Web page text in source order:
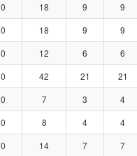
0 18 9 9
0 18 9 9
0 12 6 6
0 42 21 21
0 7 3 4
0 8 4 4
0 14 7 7